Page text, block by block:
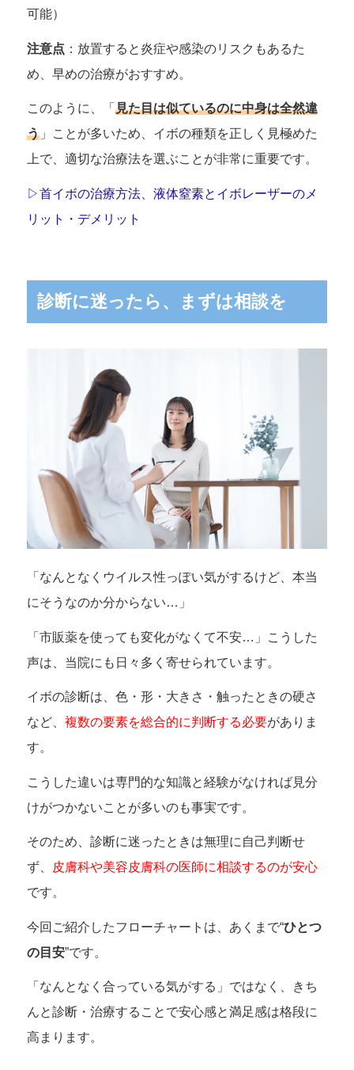
可能）
注意点 ：放置すると炎症や感染のリスクもあるた
め、早めの治療がおすすめ。
このように、「 見た目は似ているのに中身は全然違
う」ことが多いため、イボの種類を正しく見極めた
上で、適切な治療法を選ぶことが非常に重要です。
▷首イボの治療方法、液体窒素とイボレーザーのメ
リット・デメリット
診断に迷ったら、まずは相談を
「なんとなくウイルス性っぽい気がするけど、本当
にそうなのか分からない…」
「市販薬を使っても変化がなくて不安…」こうした
声は、当院にも日々多く寄せられています。
イボの診断は、色・形・大きさ・触ったときの硬さ
など、 複数の要素を総合的に判断する必要がありま
す。
こうした違いは専門的な知識と経験がなければ見分
けがつかないことが多いのも事実です。
そのため、診断に迷ったときは無理に自己判断せ
ず、
皮膚科や美容皮膚科の医師に相談するのが安心
です。
今回ご紹介したフローチャートは、あくまで“ひとつ
の目安”です。
「なんとなく合っている気がする」ではなく、きち
んと診断・治療することで安心感と満足感は格段に
高まります。